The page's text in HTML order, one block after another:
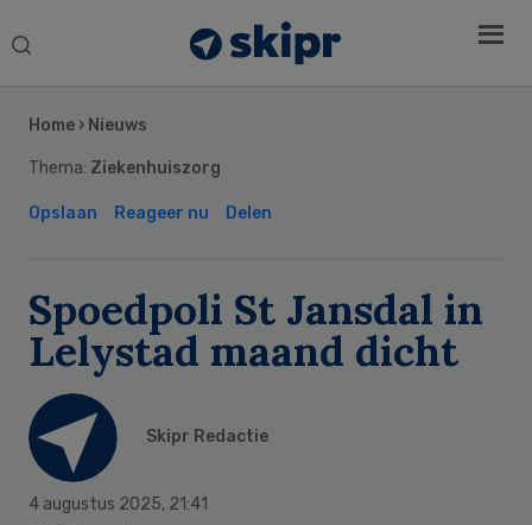
Search
Home › Nieuws
Thema: Ziekenhuiszorg
Opslaan Reageer nu Delen
Spoedpoli St Jansdal in
Lelystad maand dicht
Skipr Redactie
4 augustus 2025, 21:41
Sidebar